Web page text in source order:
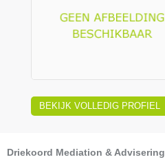
BEKIJK VOLLEDIG PROFIEL
Driekoord Mediation & Advisering